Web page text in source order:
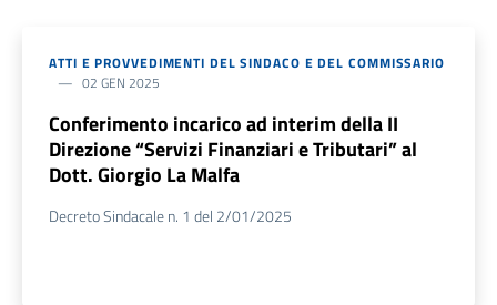
ATTI E PROVVEDIMENTI DEL SINDACO E DEL COMMISSARIO
02 GEN 2025
Conferimento incarico ad interim della II
Direzione “Servizi Finanziari e Tributari” al
Dott. Giorgio La Malfa
Decreto Sindacale n. 1 del 2/01/2025